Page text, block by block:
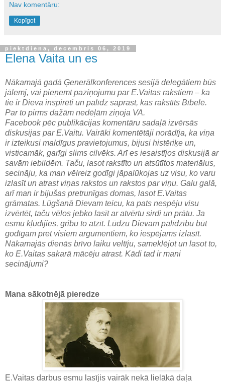
Nav komentāru:
Kopīgot
piektdiena, decembris 06, 2019
Elena Vaita un es
Nākamajā gadā Ģenerālkonferences sesijā delegātiem būs
jālemj, vai pieņemt paziņojumu par E.Vaitas rakstiem – ka
tie ir Dieva inspirēti un palīdz saprast, kas rakstīts Bībelē.
Par to pirms dažām nedēļām ziņoja VA.
Facebook pēc publikācijas komentāru sadaļā izvērsās
diskusijas par E.Vaitu. Vairāki komentētāji norādīja, ka viņa
ir izteikusi maldīgus pravietojumus, bijusi histēriķe un,
visticamāk, garīgi slims cilvēks. Arī es iesaistījos diskusijā ar
savām iebildēm. Taču, lasot rakstīto un atsūtītos materiālus,
secināju, ka man vēlreiz godīgi jāpalūkojas uz visu, ko varu
izlasīt un atrast viņas rakstos un rakstos par viņu. Galu galā,
arī man ir bijušas pretrunīgas domas, lasot E.Vaitas
grāmatas. Lūgšanā Dievam teicu, ka pats nespēju visu
izvērtēt, taču vēlos jebko lasīt ar atvērtu sirdi un prātu. Ja
esmu kļūdījies, gribu to atzīt. Lūdzu Dievam palīdzību būt
godīgam pret visiem argumentiem, ko iespējams izlasīt.
Nākamajās dienās brīvo laiku veltīju, sameklējot un lasot to,
ko E.Vaitas sakarā mācēju atrast. Kādi tad ir mani
secinājumi?
Mana sākotnējā pieredze
E.Vaitas darbus esmu lasījis vairāk nekā lielākā daļa